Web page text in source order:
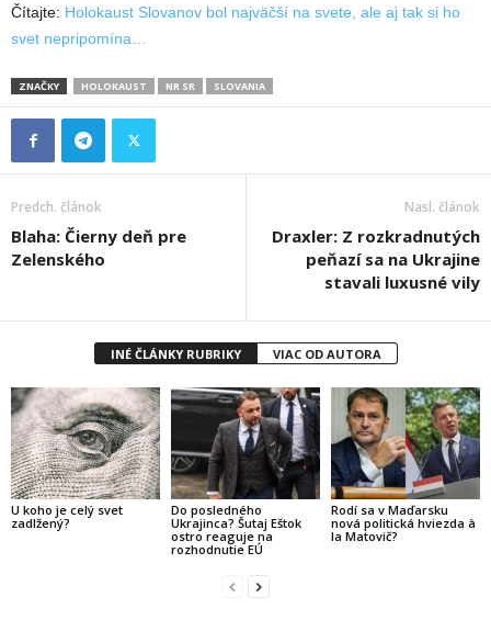
Čítajte: Holokaust Slovanov bol najväčší na svete, ale aj tak si ho
svet nepripomína…
ZNAČKY HOLOKAUST NR SR SLOVANIA
Predch. článok
Blaha: Čierny deň pre
Zelenského
Nasl. článok
Draxler: Z rozkradnutých
peňazí sa na Ukrajine
stavali luxusné vily
INÉ ČLÁNKY RUBRIKY VIAC OD AUTORA
U koho je celý svet
zadlžený?
Do posledného
Ukrajinca? Šutaj Eštok
ostro reaguje na
rozhodnutie EÚ
Rodí sa v Maďarsku
nová politická hviezda à
la Matovič?